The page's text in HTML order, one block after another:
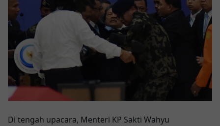
Di tengah upacara, Menteri KP Sakti Wahyu